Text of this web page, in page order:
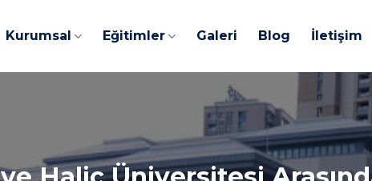
Kurumsal Eğitimler Galeri Blog İletişim